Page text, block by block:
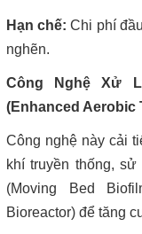
Hạn chế: Chi phí
nghẽn.
Công Nghệ Xử
(Enhanced Aerobic
Công nghệ này cải
khí truyền thống,
(Moving Bed
Bioreactor) để tăng